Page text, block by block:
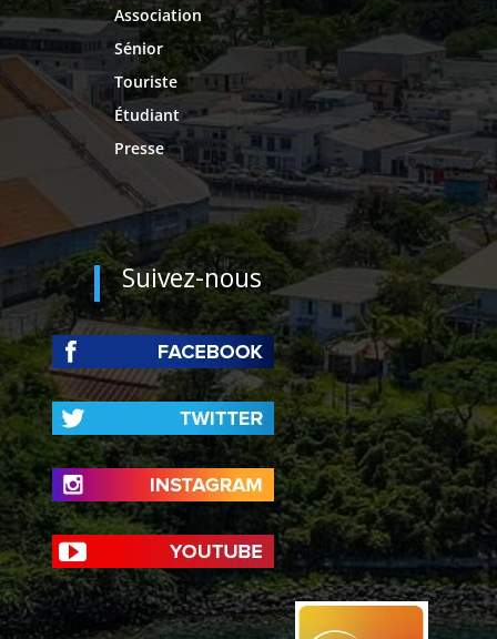
Association
Sénior
Touriste
Étudiant
Presse
Suivez-nous